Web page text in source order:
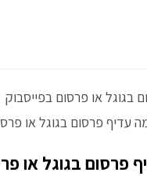
בגוגל או פרסום בפייסבוק
פרסום בגוגל או